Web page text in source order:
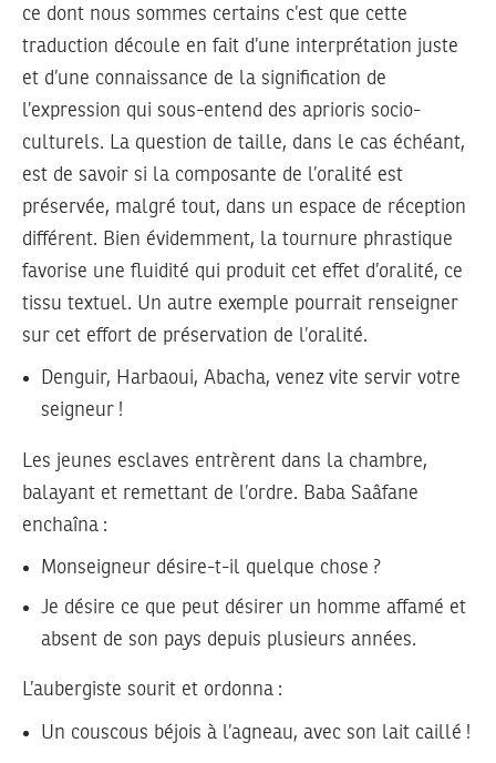
ce dont nous sommes certains c’est que cette
traduction découle en fait d’une interprétation juste
et d’une connaissance de la signification de
l’expression qui sous-entend des aprioris socio-
culturels. La question de taille, dans le cas échéant,
est de savoir si la composante de l’oralité est
préservée, malgré tout, dans un espace de réception
différent. Bien évidemment, la tournure phrastique
favorise une fluidité qui produit cet effet d’oralité, ce
tissu textuel. Un autre exemple pourrait renseigner
sur cet effort de préservation de l’oralité.
Denguir, Harbaoui, Abacha, venez vite servir votre
seigneur !
Les jeunes esclaves entrèrent dans la chambre,
balayant et remettant de l’ordre. Baba Saâfane
enchaîna :
Monseigneur désire-t-il quelque chose ?
Je désire ce que peut désirer un homme affamé et
absent de son pays depuis plusieurs années.
L’aubergiste sourit et ordonna :
Un couscous béjois à l’agneau, avec son lait caillé !